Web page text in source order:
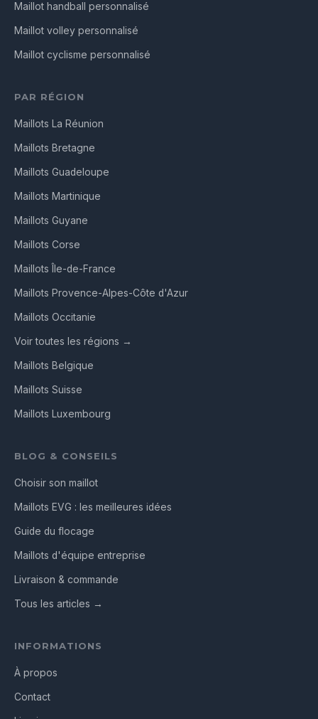
Maillot handball personnalisé
Maillot volley personnalisé
Maillot cyclisme personnalisé
PAR RÉGION
Maillots La Réunion
Maillots Bretagne
Maillots Guadeloupe
Maillots Martinique
Maillots Guyane
Maillots Corse
Maillots Île-de-France
Maillots Provence-Alpes-Côte d'Azur
Maillots Occitanie
Voir toutes les régions →
Maillots Belgique
Maillots Suisse
Maillots Luxembourg
BLOG & CONSEILS
Choisir son maillot
Maillots EVG : les meilleures idées
Guide du flocage
Maillots d'équipe entreprise
Livraison & commande
Tous les articles →
INFORMATIONS
À propos
Contact